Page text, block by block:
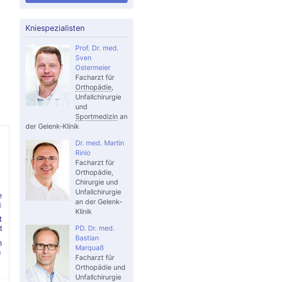
Kniespezialisten
Prof. Dr. med.
Sven
Ostermeier
Facharzt für
Orthopädie,
Unfallchirurgie
und
Sportmedizin an
der Gelenk-Klinik
Dr. med. Martin
Rinio
Facharzt für
Orthopädie,
Chirurgie und
Unfallchirurgie
an der Gelenk-
Klinik
PD. Dr. med.
Bastian
Marquaß
Facharzt für
Orthopädie und
Unfallchirurgie